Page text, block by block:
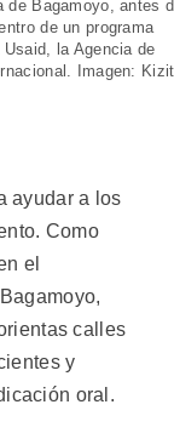
de Bagamoyo, antes
de un programa
la Agencia de
Imagen:
ayudar a los
Como
el
calles
y
oral.